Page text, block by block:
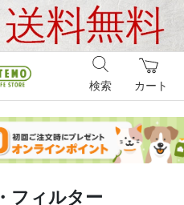
カート
検索
フィルター